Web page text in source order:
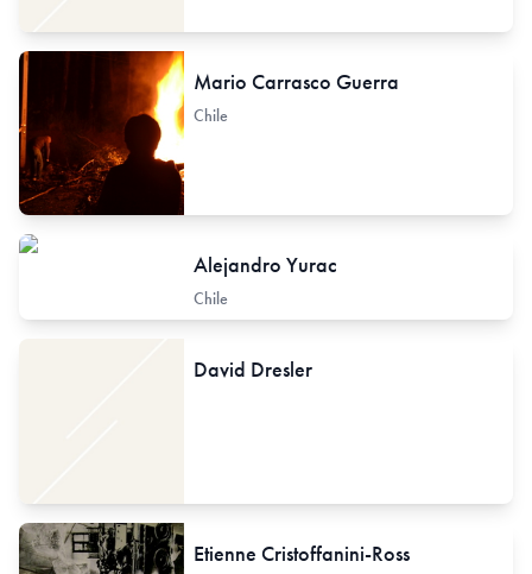
Mario Carrasco Guerra
Chile
Alejandro Yurac
Chile
David Dresler
Etienne Cristoffanini-Ross